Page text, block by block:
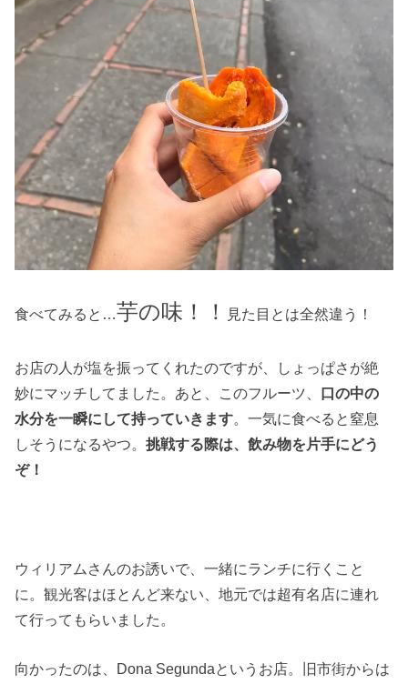
食べてみると…芋の味！！ 見た目とは全然違う！
お店の人が塩を振ってくれたのですが、しょっぱさが絶
妙にマッチしてました。あと、このフルーツ、 口の中の
水分を一瞬にして持っていきます。一気に食べると窒息
しそうになるやつ。挑戦する際は、飲み物を片手にどう
ぞ！
ウィリアムさんのお誘いで、一緒にランチに行くこと
に。観光客はほとんど来ない、地元では超有名店に連れ
て行ってもらいました。
向かったのは、Dona Segundaというお店。旧市街からは